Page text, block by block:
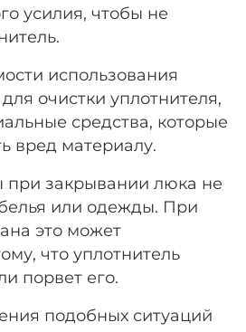
усилия, чтобы не
использования
очистки уплотнителя,
средства, которые
вред материалу.
при закрывании люка не
или одежды. При
это может
что уплотнитель
порвет его.
подобных ситуаций